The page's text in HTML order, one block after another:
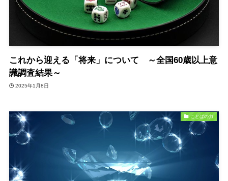
これから迎える「将来」について ～全国60歳以上意
識調査結果～
2025年1月8日
ことばの力